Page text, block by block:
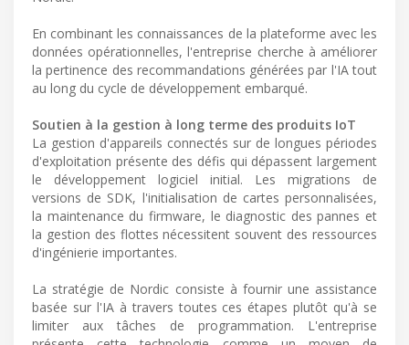
En combinant les connaissances de la plateforme avec les
données opérationnelles, l'entreprise cherche à améliorer
la pertinence des recommandations générées par l'IA tout
au long du cycle de développement embarqué.
Soutien à la gestion à long terme des produits IoT
La gestion d'appareils connectés sur de longues périodes
d'exploitation présente des défis qui dépassent largement
le développement logiciel initial. Les migrations de
versions de SDK, l'initialisation de cartes personnalisées,
la maintenance du firmware, le diagnostic des pannes et
la gestion des flottes nécessitent souvent des ressources
d'ingénierie importantes.
La stratégie de Nordic consiste à fournir une assistance
basée sur l'IA à travers toutes ces étapes plutôt qu'à se
limiter aux tâches de programmation. L'entreprise